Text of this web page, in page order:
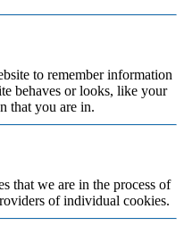
to remember information
behaves or looks, like your
that you are in.
that we are in the process of
of individual cookies.